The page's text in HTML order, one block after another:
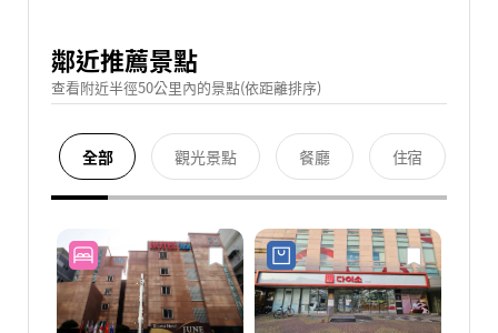
鄰近推薦景點
查看附近半徑50公里內的景點(依距離排序)
全部 觀光景點 餐廳 住宿